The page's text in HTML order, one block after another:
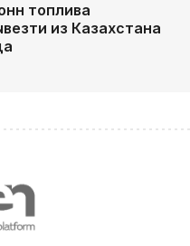
топлива
из Казахстана